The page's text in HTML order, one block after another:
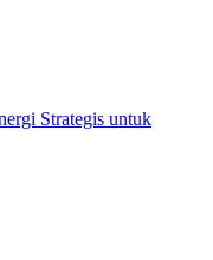
Strategis untuk